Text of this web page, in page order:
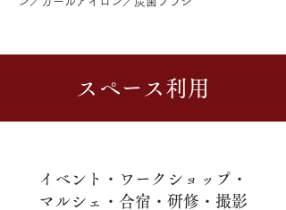
スペース利用
イベント・ワークショップ・
マルシェ・合宿・研修・撮影